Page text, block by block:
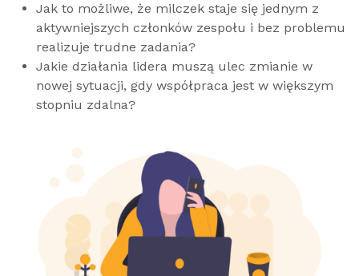
Jak to możliwe, że milczek staje się jednym z
aktywniejszych członków zespołu i bez problemu
realizuje trudne zadania?
Jakie działania lidera muszą ulec zmianie w
nowej sytuacji, gdy współpraca jest w większym
stopniu zdalna?